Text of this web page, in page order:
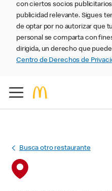
con ciertos socios
publicidad relevante. Sigues
de optar por no autorizar que
personal se comparta con
dirigida, un derecho que
Centro de Derechos de
Busca otro restaurante